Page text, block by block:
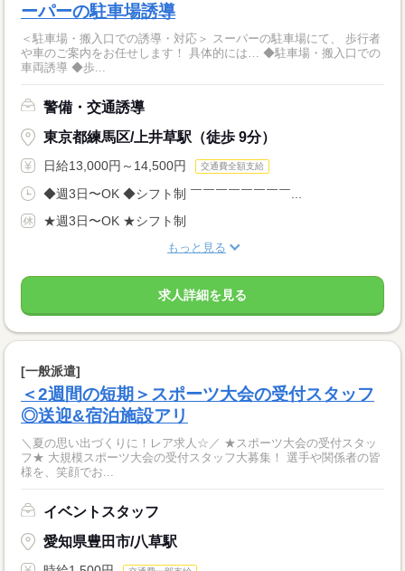
ーパーの駐車場誘導
＜駐車場・搬入口での誘導・対応＞ スーパーの駐車場にて、 歩行者
や車のご案内をお任せします！ 具体的には… ◆駐車場・搬入口での
車両誘導 ◆歩...
警備・交通誘導
東京都練馬区/上井草駅（徒歩 9分）
日給13,000円～14,500円 交通費全額支給
◆週3日〜OK ◆シフト制 ￣￣￣￣￣￣￣￣...
★週3日〜OK ★シフト制
もっと見る
求人詳細を見る
[一般派遣]
＜2週間の短期＞スポーツ大会の受付スタッフ
◎送迎&宿泊施設アリ
＼夏の思い出づくりに！レア求人☆／ ★スポーツ大会の受付スタッ
フ★ 大規模スポーツ大会の受付スタッフ大募集！ 選手や関係者の皆
様を、笑顔でお...
イベントスタッフ
愛知県豊田市/八草駅